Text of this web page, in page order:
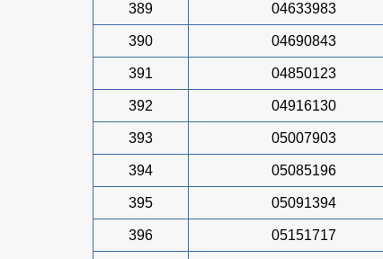
389 04633983
390 04690843
391 04850123
392 04916130
393 05007903
394 05085196
395 05091394
396 05151717